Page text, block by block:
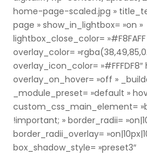
home-page-scaled.jpg »
page » show_in_lightbox= »on »
lightbox_close_color=
overlay_color=
overlay_icon_color=
overlay_on_hover= »off »
_module_preset= »default »
custom_css_main_element=
!important; » border_radii=
border_radii_overlay=
box_shadow_style= »preset3″